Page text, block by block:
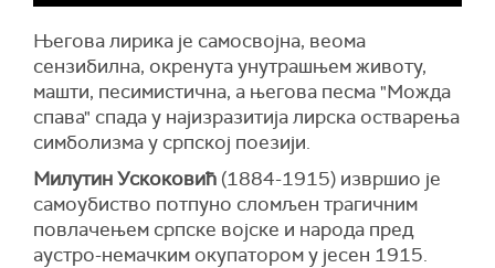
Његова лирика је самосвојна, веома
сензибилна, окренута унутрашњем животу,
машти, песимистична, а његова песма "Можда
спава" спада у најизразитија лирска остварења
симболизма у српској поезији.
Милутин Ускоковић (1884-1915) извршио је
самоубиство потпуно сломљен трагичним
повлачењем српске војске и народа пред
аустро-немачким окупатором у јесен 1915.